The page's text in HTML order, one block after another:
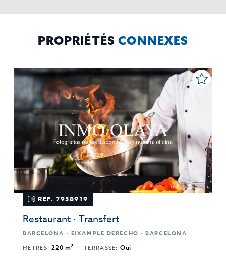
PROPRIÉTÉS CONNEXES
REF. 7938919
Restaurant · Transfert
BARCELONA · EIXAMPLE DERECHO · BARCELONA
MÈTRES:220 m2 TERRASSE:Oui